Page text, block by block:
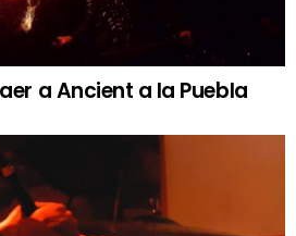
a Ancient a la Puebla